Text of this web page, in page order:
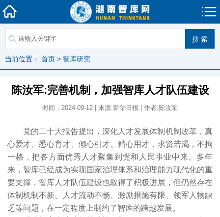
当前位置： 首页 > 智库研究
陈汝军:完善机制，加强智库人才队伍建设
时间：2024-09-12 | 来源:新华日报 | 作者:陈汝军
党的二十大报告提出，深化人才发展体制机制改革，真
心爱才、悉心育才、倾心引才、精心用才，求贤若渴，不拘
一格，把各方面优秀人才聚集到党和人民事业中来。多年
来，智库已经成为实现国家治理体系和治理能力现代化的重
要支撑，智库人才队伍建设也取得了积极进展，但仍然存在
体制机制不新、人才流动不畅、激励措施有限、领军人物缺
乏等问题，在一定程度上制约了智库的跨越发展。